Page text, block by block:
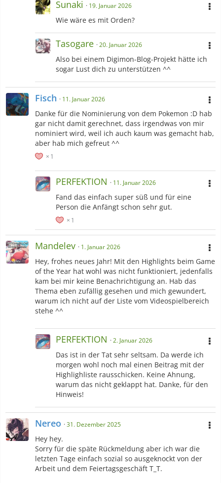
Beautiful Trauma - P!nk
Down with the Fallen - Starset |Those Who Carried On -
Ghost and Pals |My Hands - Leona Lewis |
Thousand Foot Krutch | Next to Nothing - Breaking Benjamin
| House of Memories - Panic! At the Disco | The Light Behind
your Eyes - My Chemical Romance| Closer to the Edge - 30
Seconds to Mars | Brother - Gerard Way | You'll Play Your Part
- Daniel Ingram | Anchor - Skillet |
Set it Off | You Not Me - Mayday Parade | Hot - Confetti |
The
High Road - Three Days Grace| Digital Girl - KIRA |How to
save a Life - The Fray| Olivia - One Direction | Lock me Up -
The Cab | King - Kanaria | Masterpiece Theatre I - Marianas
Trench | If I was Your Man - The Vamps | Crown - Neffex |
- Goo Goo Dolls
Show Yourself - Idina Menzel
Undead |Betray and Degrade Seether| ジレンマ - DECO*27 |
Sure is Fun - Shinedown | Cake - Melanie Martinez |
Vermissen - Alligatoah
| So Far Away - Red |
Das letzte
Prozent - Max Giesinger | Different Seas - VocaCircus |
Praying - Ke$ha |Nothing is Forever - TCBpon| You're Just
Like Pop Music - YonKaGor |
-Musik Genre
(Hard) Rock| Alternativ | Indie | Soft Metal |
Dubstep
| (Progressiv) Trance | Nightcore| Hip Hop | Jazz |
Bounce | Pop-Rock | (Progressive) House| Pop |Complextro|
Speedcore| Pop-Punk |Nu Metal| Electronica |
Vocaloid |Epic Orchestral |Musical
-Game OST
Red Rescue Team| Pokémon Mystery Dungeon Explorers of
Sky | Pokémon Mystery Dungeon Gates to Infitiniy |
Drawn to
+ The Next Chapter DS | Pokémon Diamond/Perl/Platinum
Final Fantasy XIII | Final Fantasy XIII-2 | Final Fantasy XIII
Lightning Returns | Donkey Kong Country | Donkey Kong
Country 2: Diddy's Kong Quest |Donkey Kong Country 3: Dixi
Kong's Double Trouble SNES| Pokémon X/Y | Aquaria |
-Game Songs(ganz ehrlich denkt euch einfach hier steht der ganze OST von
FFXIII und Gen4)
Route 209 - Super Smash Bros Brawl
Red Rescue Team |Heart of Thorns Main Theme - Guild Wars
The End - Drawn to Life| Snow's Theme - Final Fantasy XIII
Tarir, the Forgotten City - Guild Wars 2| Fear not this Night
Sunaki 19. Januar 2026
Wie wäre es mit Orden?
Tasogare 20. Januar 2026
Also bei einem Digimon-Blog-Projekt hätte ich
sogar Lust dich zu unterstützen ^^
Fisch 11. Januar 2026
Danke für die Nominierung von dem Pokemon :D hab
gar nicht damit gerechnet, dass irgendwas von mir
nominiert wird, weil ich auch kaum was gemacht hab,
aber hab mich gefreut ^^
1
PERFEKTION 11. Januar 2026
Fand das einfach super süß und für eine
Person die Anfängt schon sehr gut.
1
Mandelev 1. Januar 2026
Hey, frohes neues Jahr! Mit den Highlights beim Game
of the Year hat wohl was nicht funktioniert, jedenfalls
kam bei mir keine Benachrichtigung an. Hab das
Thema eben zufällig gesehen und mich gewundert,
warum ich nicht auf der Liste vom Videospielbereich
stehe ^^
PERFEKTION 2. Januar 2026
Das ist in der Tat sehr seltsam. Da werde ich
morgen wohl noch mal einen Beitrag mit der
Highlighliste rausschicken. Keine Ahnung,
warum das nicht geklappt hat. Danke, für den
Hinweis!
Nereo 31. Dezember 2025
Hey hey.
Sorry für die späte Rückmeldung aber ich war die
letzten Tage einfach sozial so ausgeknockt von der
Arbeit und dem Feiertagsgeschäft T_T.